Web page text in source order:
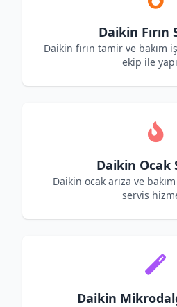
Daikin Fırın
Daikin fırın tamir ve bakım
ekip ile
Daikin Ocak
Daikin ocak arıza ve
servis
Daikin